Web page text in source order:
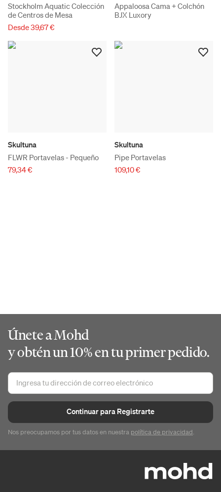
Stockholm Aquatic Colección
de Centros de Mesa
Desde 39,67 €
Appaloosa Cama + Colchón
BJX Luxory
Skultuna
FLWR Portavelas - Pequeño
79,34 €
Skultuna
Pipe Portavelas
109,10 €
Únete a Mohd
y obtén un 10% en tu primer pedido.
Continuar para Registrarte
Nos preocupamos por tus datos en nuestra política de privacidad.